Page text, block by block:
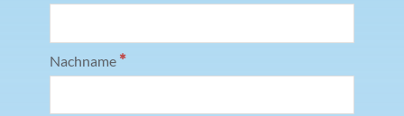
Nachname *